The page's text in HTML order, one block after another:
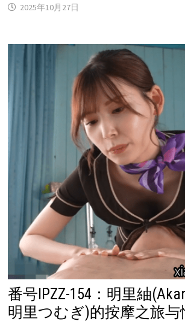
2025年10月27日
番号IPZZ-154：明里紬
明里つむぎ)的按摩之旅与